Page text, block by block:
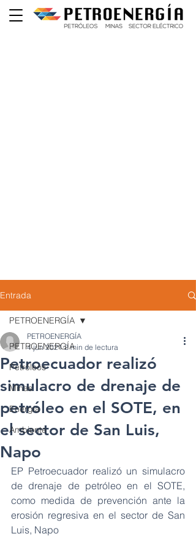
Entrada
PETROENERGÍA
Petróleos
Minas
Energía
Ambiente
PETROENERGÍA
Petroecuador realizó
simulacro de drenaje de
petróleo en el SOTE, en
el sector de San Luis,
Napo
PETROENERGÍA
4 jun 2021 2 min de lectura
EP Petroecuador realizó un simulacro
de drenaje de petróleo en el SOTE,
como medida de prevención ante la
erosión regresiva en el sector de San
Luis, Napo